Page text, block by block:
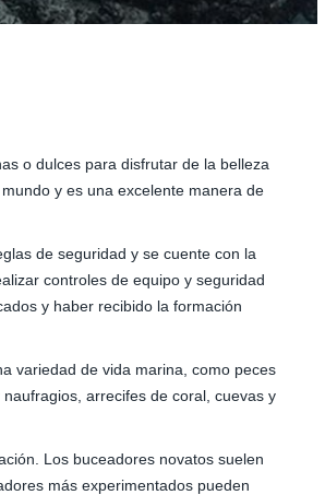
o dulces para disfrutar de la belleza
y es una excelente manera de
de seguridad y se cuente con la
controles de equipo y seguridad
y haber recibido la formación
variedad de vida marina, como peces
arrecifes de coral, cuevas y
Los buceadores novatos suelen
más experimentados pueden